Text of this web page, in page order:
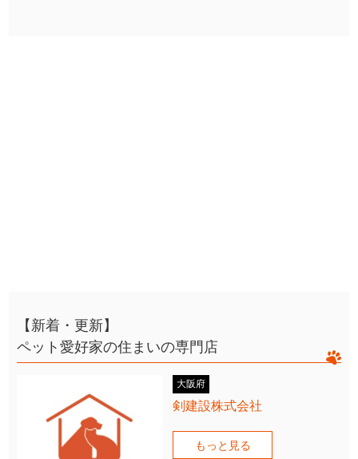
【新着・更新】
ペット愛好家の住まいの専門店
大阪府
剣建設株式会社
もっと見る